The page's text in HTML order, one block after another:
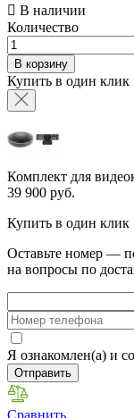
 В наличии
Количество
В корзину
Купить в один клик
Комплект для
39 900 руб.
Купить в один клик
Оставьте номер —
на вопросы по
Я ознакомлен(а) и
Отправить
Сравнить